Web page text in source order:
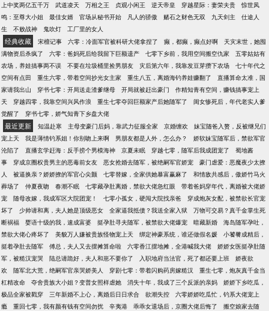
上中奖两亿五千万
武道凌天 万相之王 贞观小闲王 逆天帝皇 穿越星际：妻荣夫贵
惊世凤
鸣：至尊大小姐
最佳女婿 官场从秘书开始 凡人的骄傲 赌石之财色无双 九天剑主
仕途人
生
不败战神 鬼吹灯 工厂里的女人
经典收藏 宋檀记事 六零：冷面军官被科研大佬拿捏了 癫，都癫，癫点好啊
天灾末世，她囤
满物资后杀疯了
六零：爸妈死后给我留下巨额遗产 七零下乡前，我用空间搬空仇家
五零姑姑有
农场，养娃搞事两不误
不要在垃圾桶里捡男朋友 灾后第六年，我靠发豆芽攒下农场
七十年代之
空间有点田
重生六零，带着空间抄光女主家 重生八五，离婚海钓养娃赚翻了
直播算命太准，国
家请我出山
穿书七零：开局送走渣爹继母 开局就被赶出豪门
作精知青有空间，赚钱搞事宠上
天
穿越四零，我靠空间兴风作浪 重生七零夺回巨额家产后她随军了
闺女惨死后，年代老实人爹
觉醒了
穿书七零，娇气知青下乡盘大佬
最近更新 知温赴寒 主母变豪门后妈，靠武力征服全家 京婚缠欢
妹宝随爸入赘，反被继兄们
宠上天
我是薄情钓系姐！你别吻上来啊 男朋友都是人外，怎么办？
娇软妹宝随军后，禁欲军官
沦陷了
直播玄学赶海：反手捞个男模海神 京夏未眠 穿越七零，随军后我成团宠了
蜀地酱
事
穿成京圈权贵男主的恶毒前女友 恶女抢婚去随军，被绝嗣军官娇宠
豪门虐爱：恶魔夜少太撩
人
被逼换亲？娇娇撩的军官心尖颤 七零替嫁，全家供她暴富赢麻了
和情敌共感后，傲娇竹马火
葬场了
仲夏夜吻 春潮不眠 七零藏孕肚离婚，禁欲大佬急红眼
带着爸妈穿年代，离婚被大佬娇
宠
随母改嫁，我成军区大院团宠！ 七零小孤女，硬闯大院找亲爸
穿成炮灰女配，被禁欲长官宠
坏了
少帅请和离，夫人她是顶级恶女 全家逼我抵债？我送全家入狱
万物可交易？真千金掌生死
断祸福
婴语十级的我，速成富婆 挺孕肚寻夫随军，被禁欲大佬爆宠 暗藏新婚
海岛随军孕吐，
禁欲大佬心疼坏了
美貌万人嫌被贵族怪物宠上天 绑定神豪系统，谁还做假名媛
小饕餮成精后，
挺着孕肚去随军
傅总，夫人又去摆摊算命啦 六零香江摆地摊，全港喊我大佬
娇娇女医挺孕肚随
军，被糙汉宠哭
陆总请跪好，夫人和崽不要你了 入职地府当法官，死了都还要上班
娇夜欲
欢
随军北大荒，绝嗣军官亲哭娇美人 穿剧七零：带着闪购药房嫁糙汉
重生七零，炮灰真千金当
杠精改命
夺舍贵族大小姐？变普女照样虐她 消失十年，我成了三个反派的亲妈
娇娇下乡吃瓜，
极品全家被戳穿
三年新婚不上心，离婚后日日求合 欲潮失控
六零娇娇吃瓜忙，钓系大佬宠上
瘾
重回七零，我有颜有钱有空间勿扰 辛夷港 乖乖女退场后，京圈大佬后悔了
搬空娘家去随